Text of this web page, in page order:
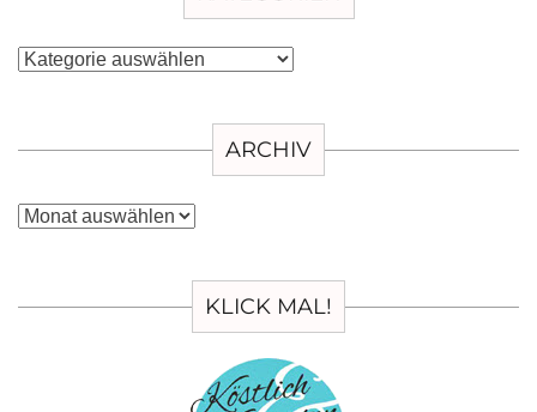
Kategorien
ARCHIV
Archiv
KLICK MAL!